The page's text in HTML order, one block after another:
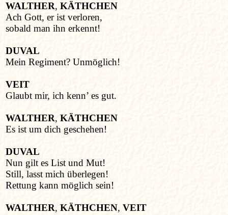
WALTHER, KÄTHCHEN
Ach Gott, er ist verloren,
sobald man ihn erkennt!
DUVAL
Mein Regiment? Unmöglich!
VEIT
Glaubt mir, ich kenn’ es gut.
WALTHER, KÄTHCHEN
Es ist um dich geschehen!
DUVAL
Nun gilt es List und Mut!
Still, lasst mich überlegen!
Rettung kann möglich sein!
WALTHER, KÄTHCHEN, VEIT